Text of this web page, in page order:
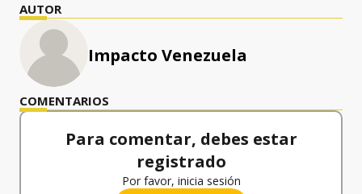
AUTOR
Impacto Venezuela
COMENTARIOS
Para comentar, debes estar
registrado
Por favor, inicia sesión